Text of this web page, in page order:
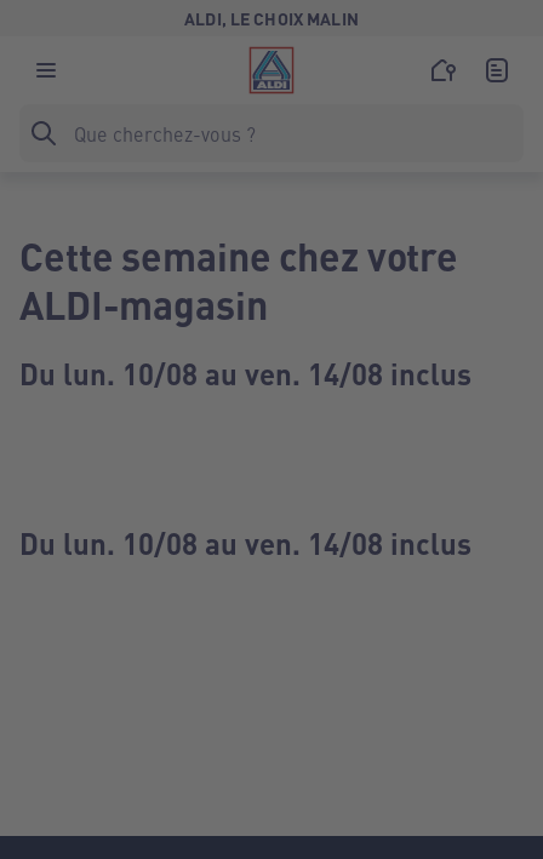
ALDI, LE CHOIX MALIN
Cette semaine chez votre
ALDI-magasin
Du lun. 10/08 au ven. 14/08 inclus
Du lun. 10/08 au ven. 14/08 inclus